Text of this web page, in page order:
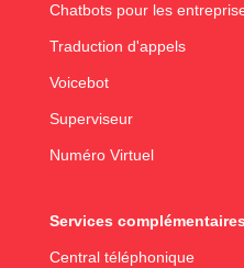
Chatbots pour les
Traduction d'appels
Voicebot
Superviseur
Numéro Virtuel
Services complémentaires
Central téléphonique